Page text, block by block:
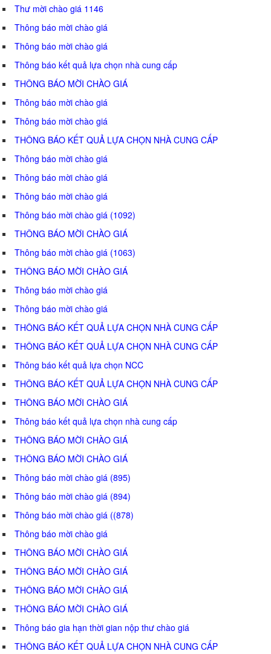
Thư mời chào giá 1146
Thông báo mời chào giá
Thông báo mời chào giá
Thông báo kết quả lựa chọn nhà cung cấp
THÔNG BÁO MỜI CHÀO GIÁ
Thông báo mời chào giá
Thông báo mời chào giá
THÔNG BÁO KẾT QUẢ LỰA CHỌN NHÀ CUNG CẤP
Thông báo mời chào giá
Thông báo mời chào giá
Thông báo mời chào giá
Thông báo mời chào giá (1092)
THÔNG BÁO MỜI CHÀO GIÁ
Thông báo mời chào giá (1063)
THÔNG BÁO MỜI CHÀO GIÁ
Thông báo mời chào giá
Thông báo mời chào giá
THÔNG BÁO KẾT QUẢ LỰA CHỌN NHÀ CUNG CẤP
THÔNG BÁO KẾT QUẢ LỰA CHỌN NHÀ CUNG CẤP
Thông báo kết quả lựa chọn NCC
THÔNG BÁO KẾT QUẢ LỰA CHỌN NHÀ CUNG CẤP
THÔNG BÁO MỜI CHÀO GIÁ
Thông báo kết quả lựa chọn nhà cung cấp
THÔNG BÁO MỜI CHÀO GIÁ
THÔNG BÁO MỜI CHÀO GIÁ
Thông báo mời chào giá (895)
Thông báo mời chào giá (894)
Thông báo mời chào giá ((878)
Thông báo mời chào giá
THÔNG BÁO MỜI CHÀO GIÁ
THÔNG BÁO MỜI CHÀO GIÁ
THÔNG BÁO MỜI CHÀO GIÁ
THÔNG BÁO MỜI CHÀO GIÁ
Thông báo gia hạn thời gian nộp thư chào giá
THÔNG BÁO KẾT QUẢ LỰA CHỌN NHÀ CUNG CẤP